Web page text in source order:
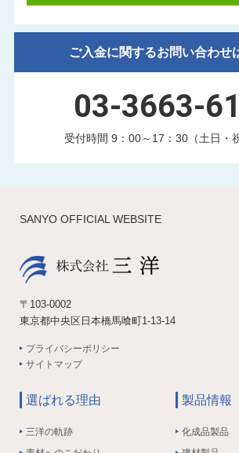
ご入金に関するお問い合わせ
03-3663-
受付時間 9：00～17：30（土日・
SANYO OFFICIAL WEBSITE
〒103-0002
東京都中央区日本橋馬喰町1-13-14
プライバシーポリシー
サイトマップ
選ばれる理由
三洋の軌跡
製品情報
化成品製品